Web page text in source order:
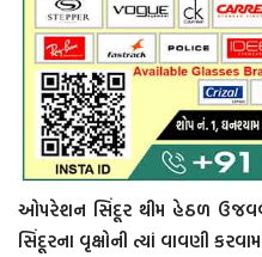
ઓપરેશન સિંદૂર થીમ હેઠળ
સિંદૂરના વૃક્ષોની ત્યાં વાવણી